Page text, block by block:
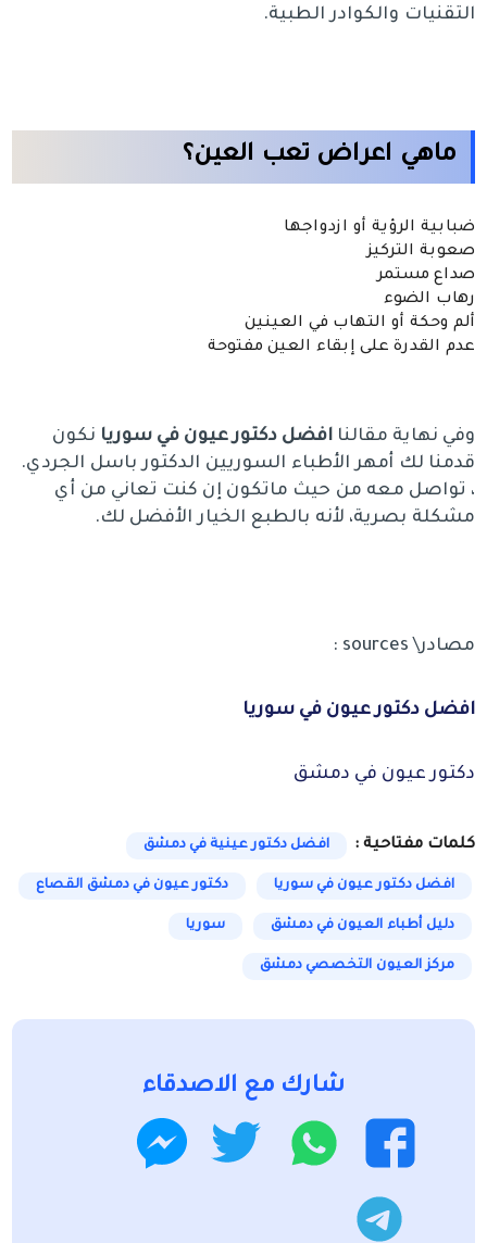
التقنيات والكوادر الطبية.
ماهي اعراض تعب العين؟
ضبابية الرؤية أو ازدواجها
صعوبة التركيز
صداع مستمر
رهاب الضوء
ألم وحكة أو التهاب في العينين
عدم القدرة على إبقاء العين مفتوحة
وفي نهاية مقالناافضل دكتور عيون في سوريا نكون
قدمنا لك أمهر الأطباء السوريين الدكتور باسل الجردي.
، تواصل معه من حيث ماتكون إن كنت تعاني من أي
مشكلة بصرية، لأنه بالطبع الخيار الأفضل لك.
مصادر\ sources :
افضل دكتور عيون في سوريا
دكتور عيون في دمشق
كلمات مفتاحية : افضل دكتور عينية في دمشق
افضل دكتور عيون في سوريا دكتور عيون في دمشق القصاع
دليل أطباء العيون في دمشق سوريا
مركز العيون التخصصي دمشق
شارك مع الاصدقاء
فيسبوك واتساب تويتر